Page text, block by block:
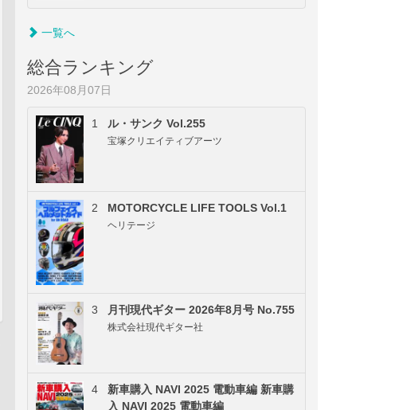
一覧へ
総合ランキング
2026年08月07日
1 ル・サンク Vol.255
宝塚クリエイティブアーツ
2 MOTORCYCLE LIFE TOOLS Vol.1
ヘリテージ
3 月刊現代ギター 2026年8月号 No.755
株式会社現代ギター社
4
新車購入 NAVI 2025 電動車編 新車購
入 NAVI 2025 電動車編